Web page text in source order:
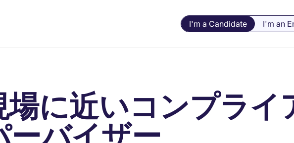
I'm a Candidate I'm an
に近いコンプライ